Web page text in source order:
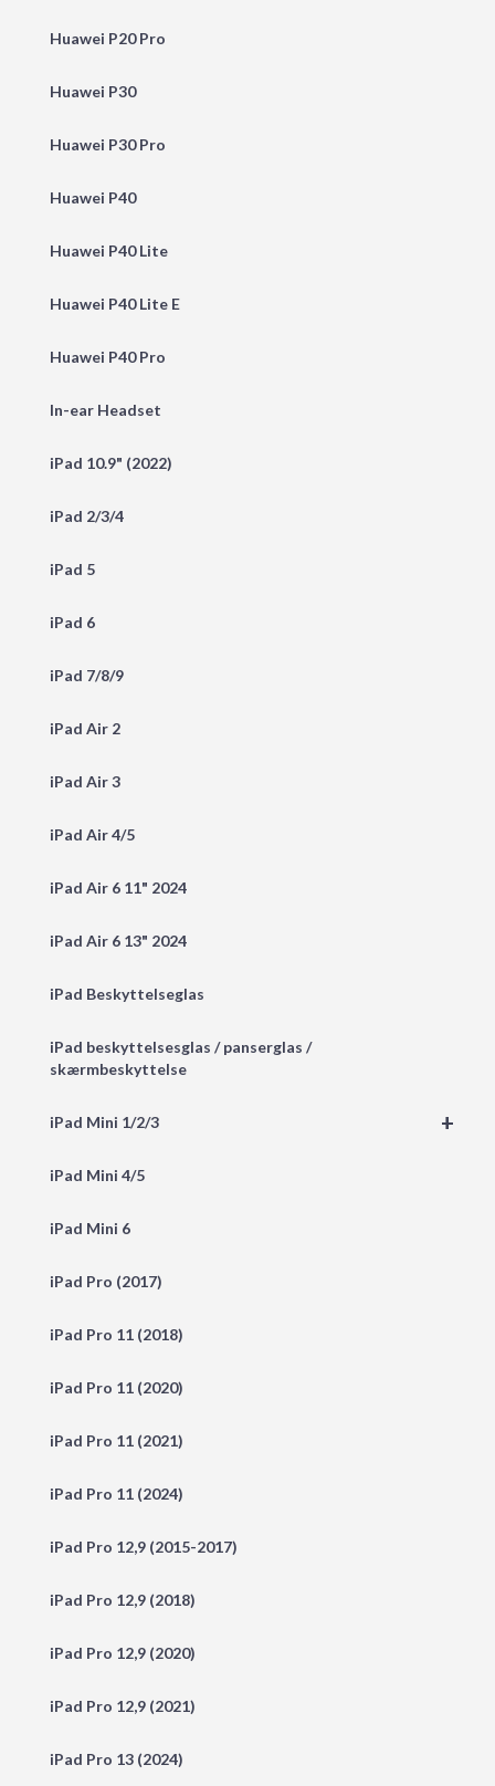
Huawei P20 Pro
Huawei P30
Huawei P30 Pro
Huawei P40
Huawei P40 Lite
Huawei P40 Lite E
Huawei P40 Pro
In-ear Headset
iPad 10.9" (2022)
iPad 2/3/4
iPad 5
iPad 6
iPad 7/8/9
iPad Air 2
iPad Air 3
iPad Air 4/5
iPad Air 6 11" 2024
iPad Air 6 13" 2024
iPad Beskyttelseglas
iPad beskyttelsesglas / panserglas /
skærmbeskyttelse
+
iPad Mini 1/2/3
iPad Mini 4/5
iPad Mini 6
iPad Pro (2017)
iPad Pro 11 (2018)
iPad Pro 11 (2020)
iPad Pro 11 (2021)
iPad Pro 11 (2024)
iPad Pro 12,9 (2015-2017)
iPad Pro 12,9 (2018)
iPad Pro 12,9 (2020)
iPad Pro 12,9 (2021)
iPad Pro 13 (2024)